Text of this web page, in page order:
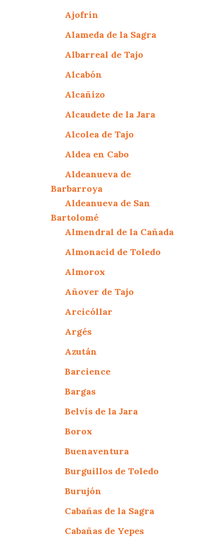
Ajofrín
Alameda de la Sagra
Albarreal de Tajo
Alcabón
Alcañizo
Alcaudete de la Jara
Alcolea de Tajo
Aldea en Cabo
Aldeanueva de
Barbarroya
Aldeanueva de San
Bartolomé
Almendral de la Cañada
Almonacid de Toledo
Almorox
Añover de Tajo
Arcicóllar
Argés
Azután
Barcience
Bargas
Belvís de la Jara
Borox
Buenaventura
Burguillos de Toledo
Burujón
Cabañas de la Sagra
Cabañas de Yepes